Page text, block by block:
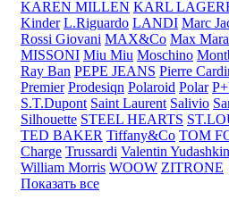
KAREN MILLEN KARL
Kinder L.Riguardo LANDI Marc
Rossi Giovani MAX&Co Max Mara
MISSONI Miu Miu Moschino
Ray Ban PEPE JEANS Pierre
Premier Prodesiqn Polaroid Polar
S.T.Dupont Saint Laurent Salivio
Silhouette STEEL HEARTS
TED BAKER Tiffany&Co TOM
Charge Trussardi Valentin Yudashkin
William Morris WOOW ZITRONE
Показать все